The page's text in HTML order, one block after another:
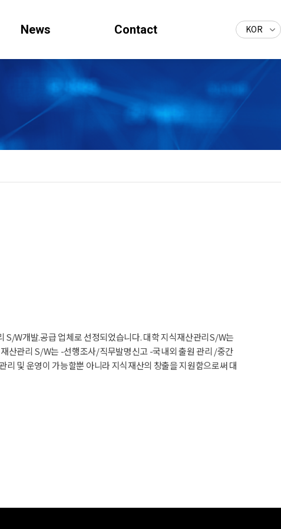
KOR
News Contact
W개발.공급 업체로 선정되었습니다. 대학 지식재산관리S/W는
산관리 S/W는 -선행조사/직무발명신고 -국내외 출원 관리 /중간
및 운영이 가능할뿐 아니라 지식재산의 창출을 지원함으로써 대